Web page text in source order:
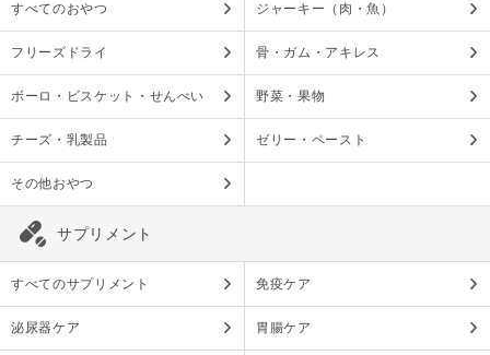
すべてのおやつ ジャーキー（肉・魚）
フリーズドライ 骨・ガム・アキレス
ボーロ・ビスケット・せんべい 野菜・果物
チーズ・乳製品 ゼリー・ペースト
その他おやつ
サプリメント
すべてのサプリメント 免疫ケア
泌尿器ケア 胃腸ケア